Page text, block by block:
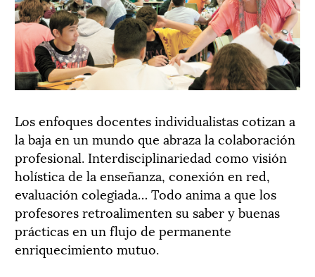
Los enfoques docentes individualistas cotizan a
la baja en un mundo que abraza la colaboración
profesional. Interdisciplinariedad como visión
holística de la enseñanza, conexión en red,
evaluación colegiada… Todo anima a que los
profesores retroalimenten su saber y buenas
prácticas en un flujo de permanente
enriquecimiento mutuo.